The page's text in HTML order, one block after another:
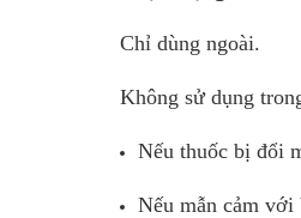
Chỉ dùng ngoài.
Không sử dụng
Nếu thuốc bị đổi
Nếu mẫn cảm với